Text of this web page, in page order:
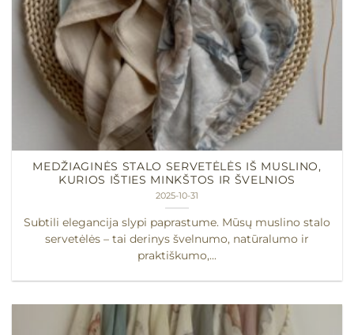
MEDŽIAGINĖS STALO SERVETĖLĖS IŠ MUSLINO,
KURIOS IŠTIES MINKŠTOS IR ŠVELNIOS
2025-10-31
Subtili elegancija slypi paprastume. Mūsų muslino stalo
servetėlės – tai derinys švelnumo, natūralumo ir
praktiškumo,...